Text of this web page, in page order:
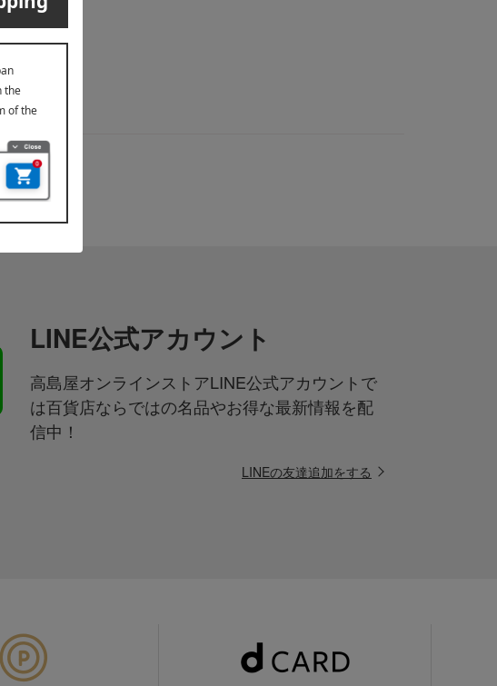
LINE公式アカウント
高島屋オンラインストアLINE公式アカウントで
は百貨店ならではの名品やお得な最新情報を配
信中！
LINEの友達追加をする